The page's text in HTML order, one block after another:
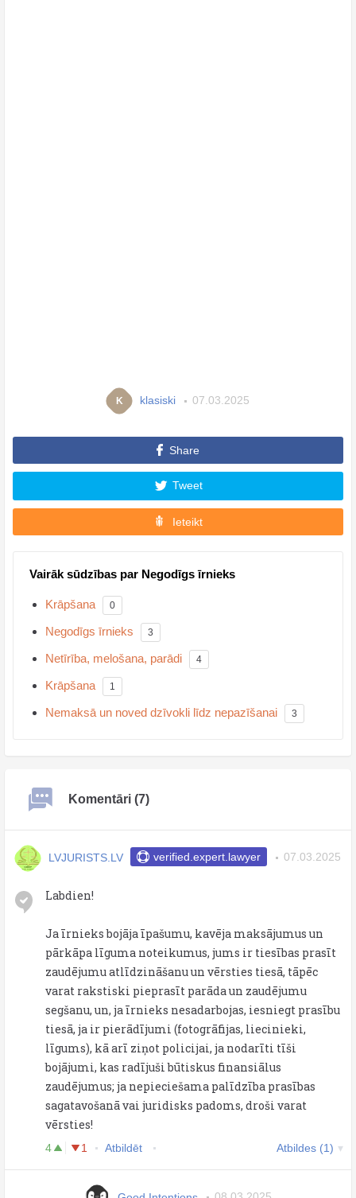
K klasiski 07.03.2025
Share
Tweet
Ieteikt
Vairāk sūdzības par Negodīgs īrnieks
Krāpšana 0
Negodīgs īrnieks 3
Netīrība, melošana, parādi 4
Krāpšana 1
Nemaksā un noved dzīvokli līdz nepazīšanai 3
Komentāri (7)
LVJURISTS.LV verified.expert.lawyer 07.03.2025
Labdien!
Ja īrnieks bojāja īpašumu, kavēja maksājumus un
pārkāpa līguma noteikumus, jums ir tiesības prasīt
zaudējumu atlīdzināšanu un vērsties tiesā, tāpēc
varat rakstiski pieprasīt parāda un zaudējumu
segšanu, un, ja īrnieks nesadarbojas, iesniegt prasību
tiesā, ja ir pierādījumi (fotogrāfijas, liecinieki,
līgums), kā arī ziņot policijai, ja nodarīti tīši
bojājumi, kas radījuši būtiskus finansiālus
zaudējumus; ja nepieciešama palīdzība prasības
sagatavošanā vai juridisks padoms, droši varat
vērsties!
4 1 Atbildēt Atbildes (1)